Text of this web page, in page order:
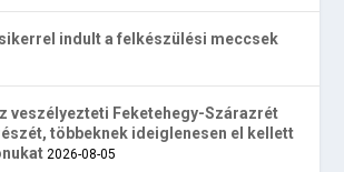
indult a felkészülési meccsek
veszélyezteti Feketehegy-Szárazrét
többeknek ideiglenesen el kellett
2026-08-05